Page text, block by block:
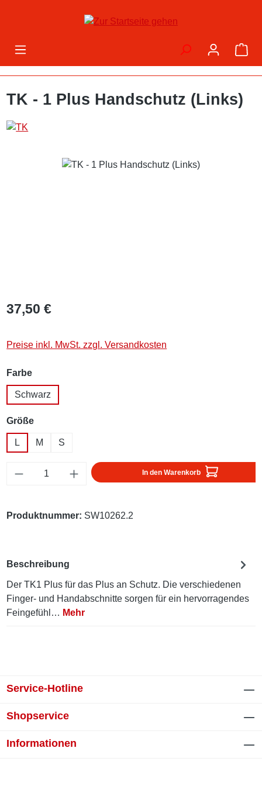
Zum Hauptinhalt springen
TK - 1 Plus Handschutz (Links)
Bildergalerie überspringen
37,50 €
Preise inkl. MwSt. zzgl. Versandkosten
Farbeauswählen
Schwarz
Größeauswählen
L M S
Produkt Anzahl: Gib den gewünschten
In den Warenkorb
Produktnummer: SW10262.2
Beschreibung
Der TK1 Plus für das Plus an Schutz. Die verschiedenen
Finger- und Handabschnitte sorgen für ein hervorragendes
Feingefühl… Mehr
Service-Hotline
Shopservice
Informationen